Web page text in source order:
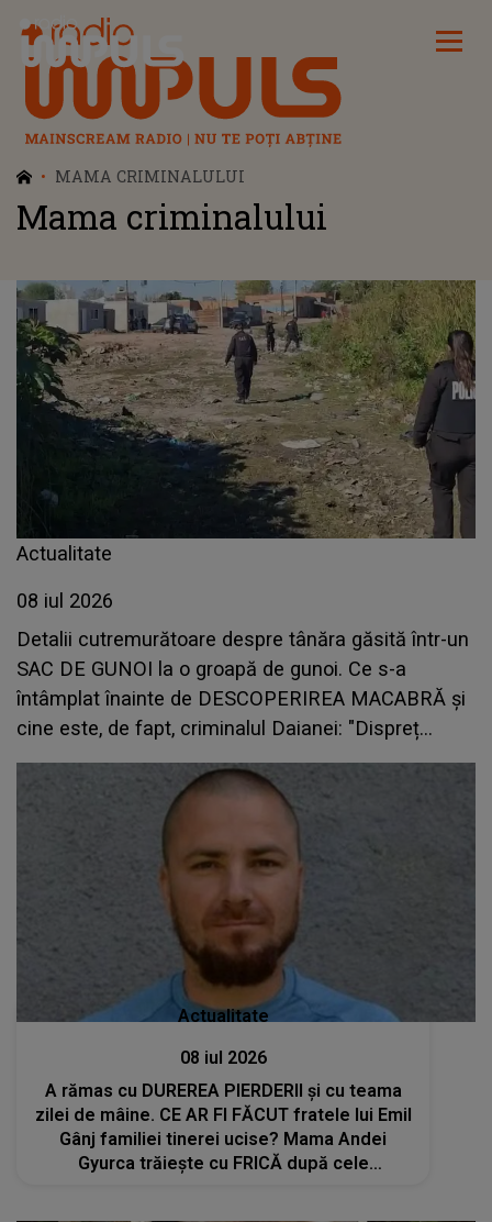
Radio Impuls
MAMA CRIMINALULUI
Mama criminalului
Actualitate
08 iul 2026
Detalii cutremurătoare despre tânăra găsită într-un
SAC DE GUNOI la o groapă de gunoi. Ce s-a
întâmplat înainte de DESCOPERIREA MACABRĂ și
cine este, de fapt, criminalul Daianei: "Dispreț
absolut față de..."
Actualitate
08 iul 2026
A rămas cu DUREREA PIERDERII și cu teama
zilei de mâine. CE AR FI FĂCUT fratele lui Emil
Gânj familiei tinerei ucise? Mama Andei
Gyurca trăiește cu FRICĂ după cele